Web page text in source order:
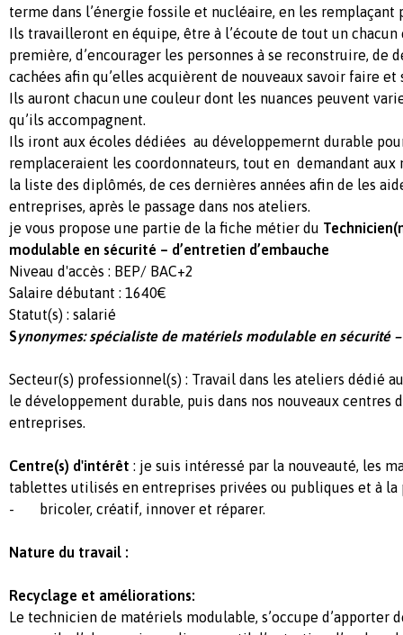
terme dans l’énergie fossile et nucléaire, en les remplaçant
Ils travailleront en équipe, être à l’écoute de tout un
première, d’encourager les personnes à se reconstruire, de
cachées afin qu’elles acquièrent de nouveaux savoir faire et
Ils auront chacun une couleur dont les nuances peuvent
qu’ils accompagnent.
Ils iront aux écoles dédiées au développemernt durable
remplaceraient les coordonnateurs, tout en demandant aux
la liste des diplômés, de ces dernières années afin de les
entreprises, après le passage dans nos ateliers.
je vous propose une partie de la fiche métier du
modulable en sécurité – d’entretien d’embauche
Niveau d'accès : BEP/ BAC+2
Salaire débutant : 1640€
Statut(s) : salarié
Synonymes: spécialiste de matériels modulable en sécurité –
Secteur(s) professionnel(s) : Travail dans les ateliers dédié
le développement durable, puis dans nos nouveaux centres
entreprises.
Centre(s) d'intérêt : je suis intéressé par la nouveauté, les
tablettes utilisés en entreprises privées ou publiques et à
- bricoler, créatif, innover et réparer.
Nature du travail :
Recyclage et améliorations:
Le technicien de matériels modulable, s’occupe d’apporter